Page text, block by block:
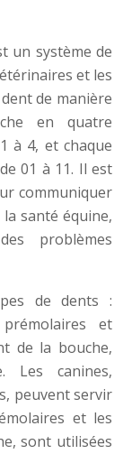
un système de
et les
de manière
en quatre
à 4, et chaque
01 à 11. Il est
communiquer
santé équine,
problèmes
de dents :
et
de la bouche,
Les canines,
peuvent servir
et les
sont utilisées